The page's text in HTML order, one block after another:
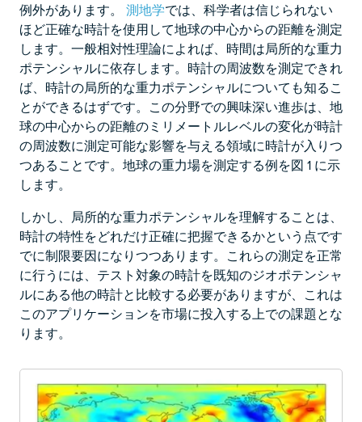
例外があります。 測地学では、科学者は信じられない
ほど正確な時計を使用して地球の中心からの距離を測定
します。一般相対性理論によれば、時間は局所的な重力
ポテンシャルに依存します。時計の周波数を測定できれ
ば、時計の局所的な重力ポテンシャルについても知るこ
とができるはずです。この分野での興味深い進歩は、地
球の中心からの距離のミリメートルレベルの変化が時計
の周波数に測定可能な影響を与える領域に時計が入りつ
つあることです。地球の重力場を測定する例を図 1 に示
します。
しかし、局所的な重力ポテンシャルを理解することは、
時計の特性をどれだけ正確に把握できるかという点です
でに制限要因になりつつあります。これらの測定を正常
に行うには、テスト対象の時計を既知のジオポテンシャ
ルにある他の時計と比較する必要がありますが、これは
このアプリケーションを市場に投入する上での課題とな
ります。